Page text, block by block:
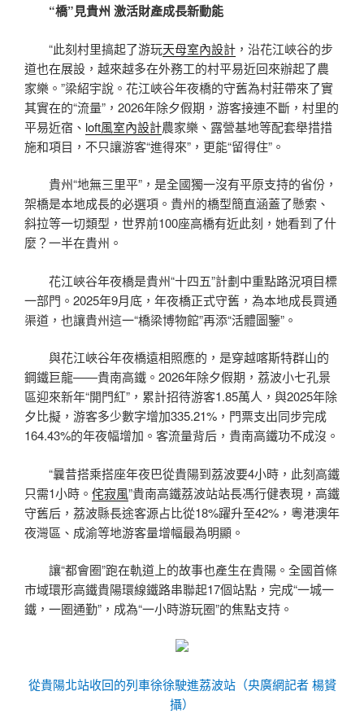
“橋”見貴州 激活財產成長新動能
“此刻村里搞起了游玩天母室內設計 ，沿花江峽谷的步
道也在展設，越來越多在外務工的村平易近回來辦起了農
家樂。”梁紹宇說。花江峽谷年夜橋的守舊為村莊帶來了實
其實在的“流量”，2026年除夕假期，游客接連不斷，村里的
平易近宿、 loft風室內設計農家樂、露營基地等配套舉措措
施和項目，不只讓游客“進得來”，更能“留得住”。
貴州“地無三里平”，是全國獨一沒有平原支持的省份，
架橋是本地成長的必選項。貴州的橋型簡直涵蓋了懸索、
斜拉等一切類型，世界前100座高橋有近此刻，她看到了什
麼？一半在貴州。
花江峽谷年夜橋是貴州“十四五”計劃中重點路況項目標
一部門。2025年9月底，年夜橋正式守舊，為本地成長買通
渠道，也讓貴州這一“橋梁博物館”再添“活體圖鑒”。
與花江峽谷年夜橋遠相照應的，是穿越喀斯特群山的
鋼鐵巨龍——貴南高鐵。2026年除夕假期，荔波小七孔景
區迎來新年“開門紅”，累計招待游客1.85萬人，與2025年除
夕比擬，游客多少數字增加335.21%，門票支出同步完成
164.43%的年夜幅增加。客流量背后，貴南高鐵功不成沒。
“曩昔搭乘搭座年夜巴從貴陽到荔波要4小時，此刻高鐵
只需1小時。 侘寂風”貴南高鐵荔波站站長馮行健表現，高鐵
守舊后，荔波縣長途客源占比從18%躍升至42%，粵港澳年
夜灣區、成渝等地游客量增幅最為明顯。
讓“都會圈”跑在軌道上的故事也產生在貴陽。全國首條
市域環形高鐵貴陽環線鐵路串聯起17個站點，完成“一城一
鐵，一圈通勤”，成為“一小時游玩圈”的焦點支持。
從貴陽北站收回的列車徐徐駛進荔波站（央廣網記者 楊贇
攝）